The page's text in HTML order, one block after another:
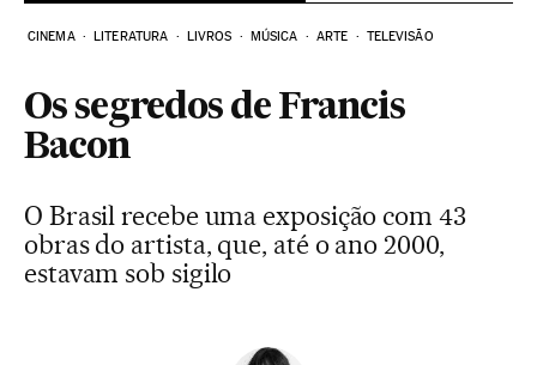
CINEMA LITERATURA LIVROS MÚSICA ARTE TELEVISÃO
Os segredos de Francis
Bacon
O Brasil recebe uma exposição com 43
obras do artista, que, até o ano 2000,
estavam sob sigilo